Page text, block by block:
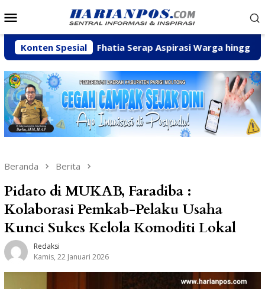
ke
Mobile
Konten Spesial
Fhatia Serap Aspirasi Warga hingga Bantu
Beranda Berita
Pidato di MUKAB, Faradiba :
Kolaborasi Pemkab-Pelaku Usaha
Kunci Sukes Kelola Komoditi Lokal
Redaksi
Kamis, 22 Januari 2026